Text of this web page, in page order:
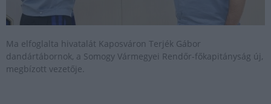
Ma elfoglalta hivatalát Kaposváron Terjék Gábor
dandártábornok, a Somogy Vármegyei Rendőr-főkapitányság új,
megbízott vezetője.